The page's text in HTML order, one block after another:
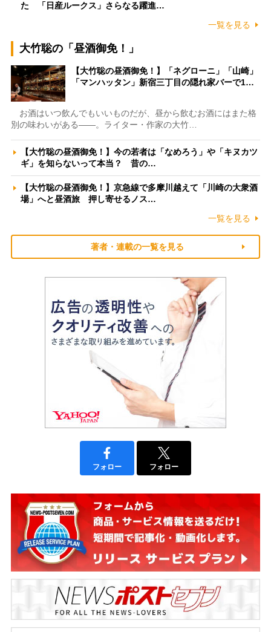
た 「日産ルークス」さらなる躍進…
一覧を見る
大竹聡の「昼酒御免！」
【大竹聡の昼酒御免！】「ネグローニ」「山崎」
「マンハッタン」新宿三丁目の隠れ家バーで1…
お酒はいつ飲んでもいいものだが、昼から飲むお酒にはまた格
別の味わいがある――。ライター・作家の大竹…
【大竹聡の昼酒御免！】今の若者は「なめろう」や「キヌカツ
ギ」を知らないって本当？ 昔の…
【大竹聡の昼酒御免！】京急線で多摩川越えて「川崎の大衆酒
場」へと昼酒旅 押し寄せるノス…
一覧を見る
著者・連載の一覧を見る
フォロー フォロー